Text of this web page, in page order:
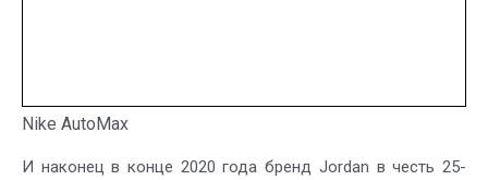
Nike AutoMax
И наконец в конце 2020 года бренд Jordan в честь 25-